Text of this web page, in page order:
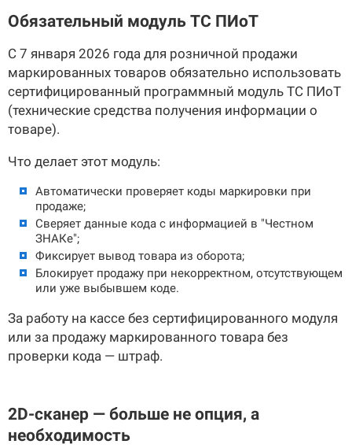
Обязательный модуль ТС ПИоТ
С 7 января 2026 года для розничной продажи
маркированных товаров обязательно использовать
сертифицированный программный модуль ТС ПИоТ
(технические средства получения информации о
товаре).
Что делает этот модуль:
Автоматически проверяет коды маркировки при
продаже;
Сверяет данные кода с информацией в "Честном
ЗНАКе";
Фиксирует вывод товара из оборота;
Блокирует продажу при некорректном, отсутствующем
или уже выбывшем коде.
За работу на кассе без сертифицированного модуля
или за продажу маркированного товара без
проверки кода — штраф.
2D-сканер — больше не опция, а
необходимость